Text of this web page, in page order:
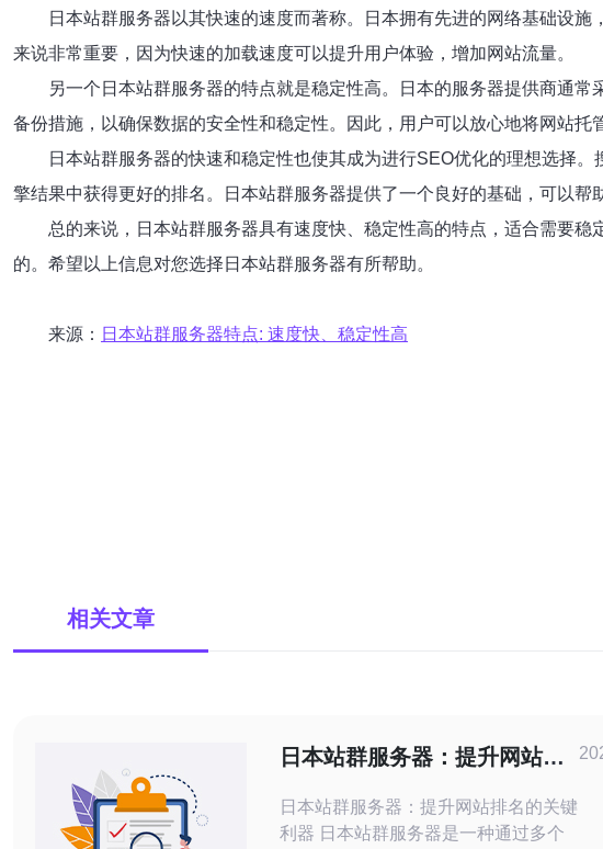
日本站群服务器以其快速的速度而著称。日本拥有先进的网络基础设
来说非常重要，因为快速的加载速度可以提升用户体验，增加网站流量。
另一个日本站群服务器的特点就是稳定性高。日本的服务器提供商通
备份措施，以确保数据的安全性和稳定性。因此，用户可以放心地将网站托
日本站群服务器的快速和稳定性也使其成为进行SEO优化的理想选择
擎结果中获得更好的排名。日本站群服务器提供了一个良好的基础，可以帮
总的来说，日本站群服务器具有速度快、稳定性高的特点，适合需要
的。希望以上信息对您选择日本站群服务器有所帮助。
来源： 日本站群服务器特点: 速度快、稳定性高
相关文章
日本站群服务器：提升网站排
日本站群服务器：提升网站排名的关键
利器 日本站群服务器是一种通过多个